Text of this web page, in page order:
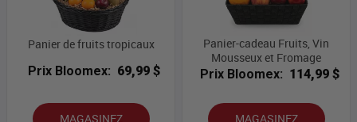
Panier de fruits tropicaux
Prix Bloomex: 69,99 $
MAGASINEZ
Panier-cadeau Fruits, Vin
Mousseux et Fromage
Prix Bloomex: 114,99 $
MAGASINEZ